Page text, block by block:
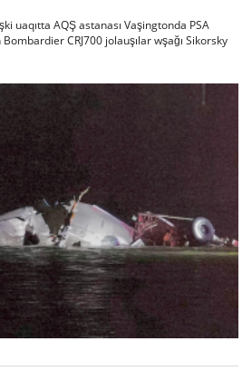
uaqıtta AQŞ astanası Vaşingtonda PSA
CRJ700 jolauşılar wşağı Sikorsky